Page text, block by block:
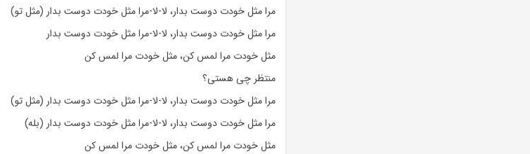
مرا مثل خودت دوست بدار، لا-لا-مرا مثل خودت دوست بدار (مثل تو)
مرا مثل خودت دوست بدار، لا-لا-مرا مثل خودت دوست بدار
مثل خودت مرا لمس کن، مثل خودت مرا لمس کن
منتظر چی هستی؟
مرا مثل خودت دوست بدار، لا-لا-مرا مثل خودت دوست بدار (مثل تو)
مرا مثل خودت دوست بدار، لا-لا-مرا مثل خودت دوست بدار (بله)
مثل خودت مرا لمس کن، مثل خودت مرا لمس کن